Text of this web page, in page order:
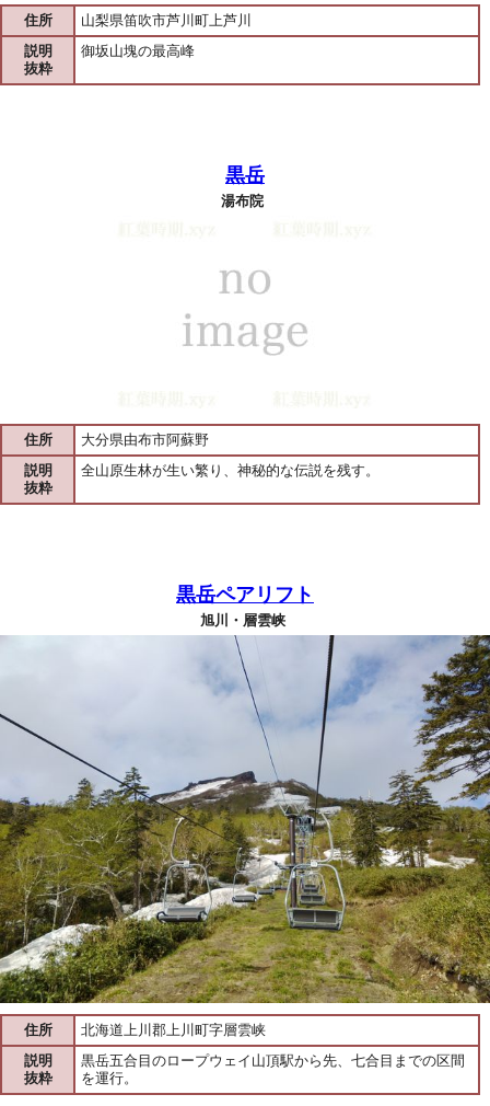
住所
山梨県笛吹市芦川町上芦川
説明
抜粋
御坂山塊の最高峰
黒岳
湯布院
住所
大分県由布市阿蘇野
説明
抜粋
全山原生林が生い繁り、神秘的な伝説を残す。
黒岳ペアリフト
旭川・層雲峡
住所
北海道上川郡上川町字層雲峡
説明
抜粋
黒岳五合目のロープウェイ山頂駅から先、七合目までの区間
を運行。